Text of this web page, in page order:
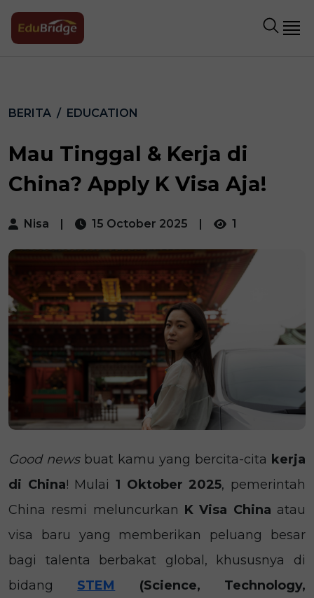
BERITA EDUCATION
Mau Tinggal & Kerja di
China? Apply K Visa Aja!
Nisa | 15 October 2025 | 1
Good newsbuat kamu yang bercita-cita kerja
di China! Mulai1 Oktober 2025, pemerintah
China resmi meluncurkan K Visa China atau
visa baru yang memberikan peluang besar
bagi talenta berbakat global, khususnya di
bidang STEM
(Science, Technology,